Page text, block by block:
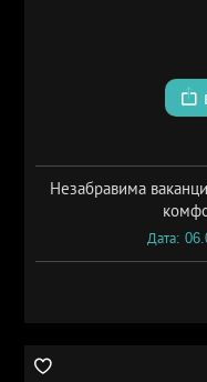
Незабравима
Дата: